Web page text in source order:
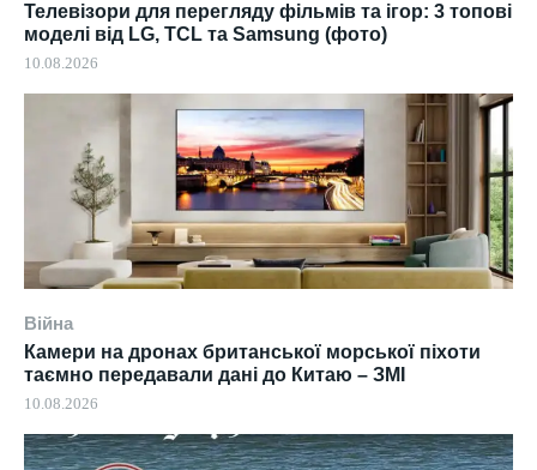
Телевізори для перегляду фільмів та ігор: 3 топові
моделі від LG, TCL та Samsung (фото)
10.08.2026
Війна
Камери на дронах британської морської піхоти
таємно передавали дані до Китаю – ЗМІ
10.08.2026